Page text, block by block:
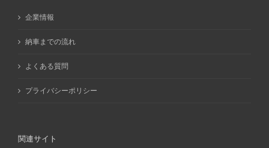
企業情報
納車までの流れ
よくある質問
プライバシーポリシー
関連サイト